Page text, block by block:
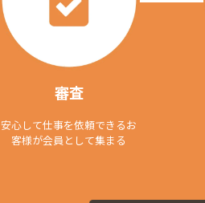
審査
安心して仕事を依頼できるお
客様が会員として集まる